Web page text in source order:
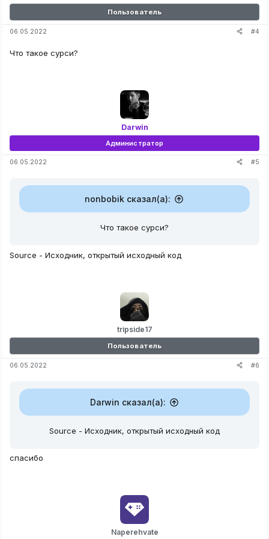
Пользователь
06.05.2022 #4
Что такое сурси?
Darwin
Администратор
06.05.2022 #5
nonbobik сказал(а):
Что такое сурси?
Source - Исходник, открытый исходный код
tripside17
Пользователь
06.05.2022 #6
Darwin сказал(а):
Source - Исходник, открытый исходный код
спасибо
Naperehvate